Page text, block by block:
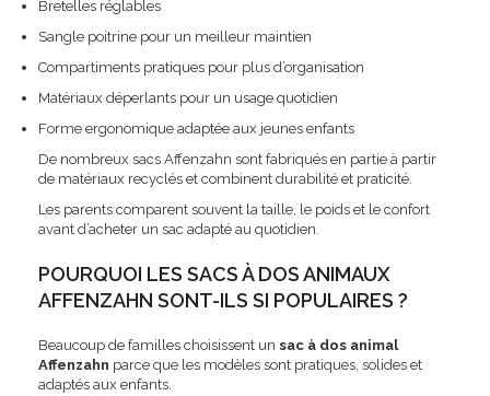
Bretelles réglables
Sangle poitrine pour un meilleur maintien
Compartiments pratiques pour plus d’organisation
Matériaux déperlants pour un usage quotidien
Forme ergonomique adaptée aux jeunes enfants
De nombreux sacs Affenzahn sont fabriqués en partie à partir
de matériaux recyclés et combinent durabilité et praticité.
Les parents comparent souvent la taille, le poids et le confort
avant d’acheter un sac adapté au quotidien.
POURQUOI LES SACS À DOS ANIMAUX
AFFENZAHN SONT-ILS SI POPULAIRES ?
Beaucoup de familles choisissent un sac à dos animal
Affenzahn parce que les modèles sont pratiques, solides et
adaptés aux enfants.